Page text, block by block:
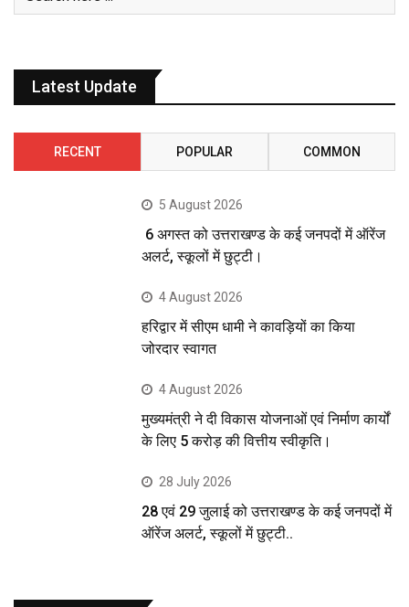
Latest Update
RECENT POPULAR COMMON
5 August 2026
6 अगस्त को उत्तराखण्ड के कई जनपदों में ऑरेंज
अलर्ट, स्कूलों में छुट्टी।
4 August 2026
हरिद्वार में सीएम धामी ने कावड़ियों का किया
जोरदार स्वागत
4 August 2026
मुख्यमंत्री ने दी विकास योजनाओं एवं निर्माण कार्यों
के लिए 5 करोड़ की वित्तीय स्वीकृति।
28 July 2026
28 एवं 29 जुलाई को उत्तराखण्ड के कई जनपदों में
ऑरेंज अलर्ट, स्कूलों में छुट्टी..